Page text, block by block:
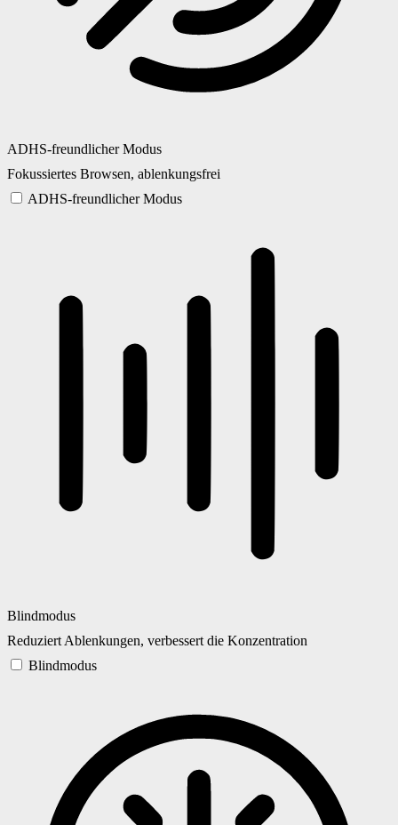
ADHS-freundlicher Modus
Fokussiertes Browsen, ablenkungsfrei
ADHS-freundlicher Modus
Blindmodus
Reduziert Ablenkungen, verbessert die Konzentration
Blindmodus